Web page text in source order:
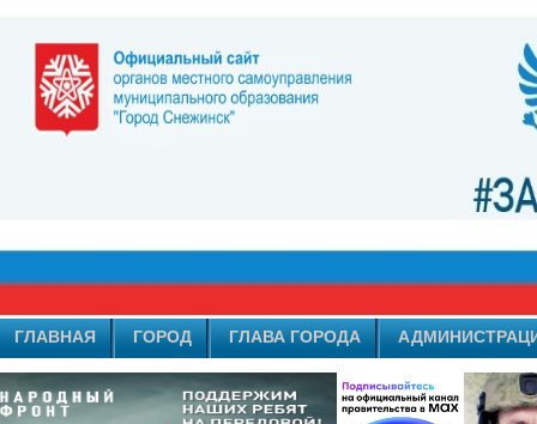
ГЛАВНАЯ ГОРОД ГЛАВА ГОРОДА